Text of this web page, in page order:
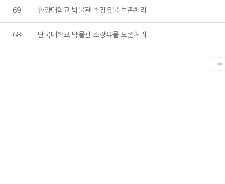
69 한양대학교 박물관 소장유물 보존처리
68 단국대학교 박물관 소장유물 보존처리